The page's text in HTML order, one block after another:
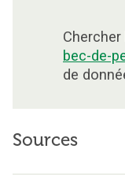
bec-de-
de
Sources